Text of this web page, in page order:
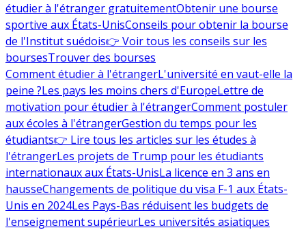
étudier à l'étranger gratuitementObtenir une bourse
sportive aux États-UnisConseils pour obtenir la bourse
de l'Institut suédois👉 Voir tous les conseils sur les
boursesTrouver des bourses
Comment étudier à l'étrangerL'université en vaut-elle la
peine ?Les pays les moins chers d'EuropeLettre de
motivation pour étudier à l'étrangerComment postuler
aux écoles à l'étrangerGestion du temps pour les
étudiants👉 Lire tous les articles sur les études à
l'étrangerLes projets de Trump pour les étudiants
internationaux aux États-UnisLa licence en 3 ans en
hausseChangements de politique du visa F-1 aux États-
Unis en 2024Les Pays-Bas réduisent les budgets de
l'enseignement supérieurLes universités asiatiques